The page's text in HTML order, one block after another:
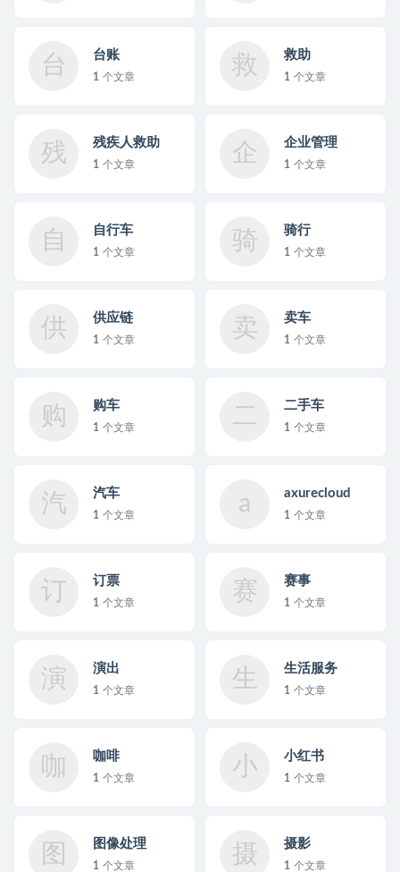
台 台账
1 个文章 救 救助
1 个文章
残 残疾人救助
1 个文章 企 企业管理
1 个文章
自 自行车
1 个文章 骑 骑行
1 个文章
供 供应链
1 个文章 卖 卖车
1 个文章
购 购车
1 个文章 二 二手车
1 个文章
汽 汽车
1 个文章 a axurecloud
1 个文章
订 订票
1 个文章 赛 赛事
1 个文章
演 演出
1 个文章 生 生活服务
1 个文章
咖 咖啡
1 个文章 小 小红书
1 个文章
图 图像处理
1 个文章 摄 摄影
1 个文章